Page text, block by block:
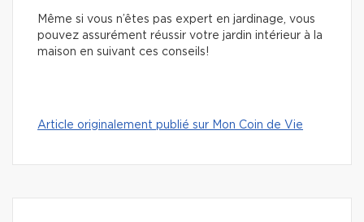
Même si vous n’êtes pas expert en jardinage, vous
pouvez assurément réussir votre jardin intérieur à la
maison en suivant ces conseils!
Article originalement publié sur Mon Coin de Vie